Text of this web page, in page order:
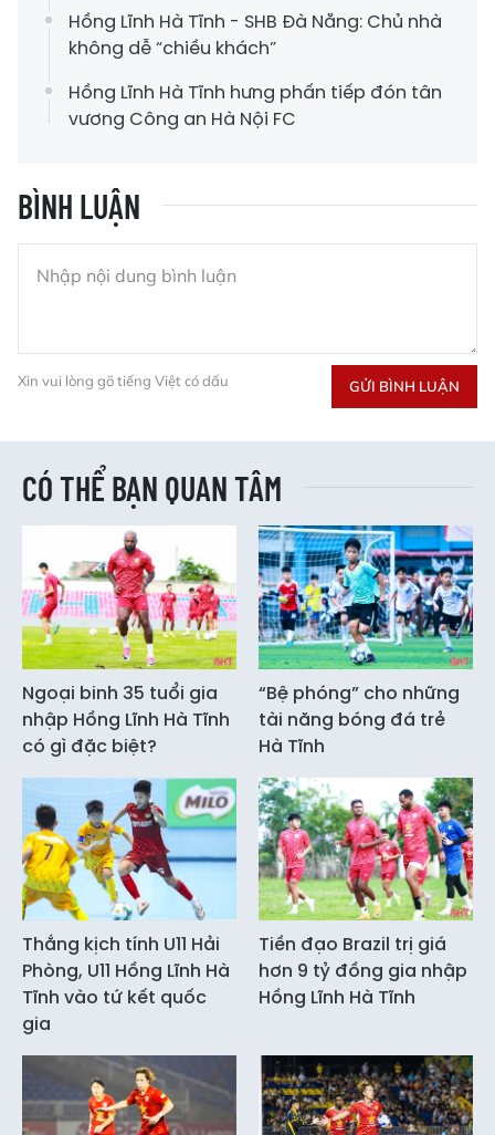
Hồng Lĩnh Hà Tĩnh - SHB Đà Nẵng: Chủ nhà
không dễ “chiều khách”
Hồng Lĩnh Hà Tĩnh hưng phấn tiếp đón tân
vương Công an Hà Nội FC
BÌNH LUẬN
Xin vui lòng gõ tiếng Việt có dấu GỬI BÌNH LUẬN
CÓ THỂ BẠN QUAN TÂM
Ngoại binh 35 tuổi gia
nhập Hồng Lĩnh Hà Tĩnh
có gì đặc biệt?
“Bệ phóng” cho những
tài năng bóng đá trẻ
Hà Tĩnh
Thắng kịch tính U11 Hải
Phòng, U11 Hồng Lĩnh Hà
Tĩnh vào tứ kết quốc
gia
Tiền đạo Brazil trị giá
hơn 9 tỷ đồng gia nhập
Hồng Lĩnh Hà Tĩnh